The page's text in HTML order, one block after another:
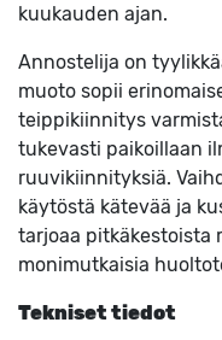
kuukauden ajan.
Annostelija on
muoto sopii
teippikiinnitys
tukevasti paikoillaan
ruuvikiinnityksiä.
käytöstä kätevää ja
tarjoaa pitkäkestoista
monimutkaisia
Tekniset tiedot